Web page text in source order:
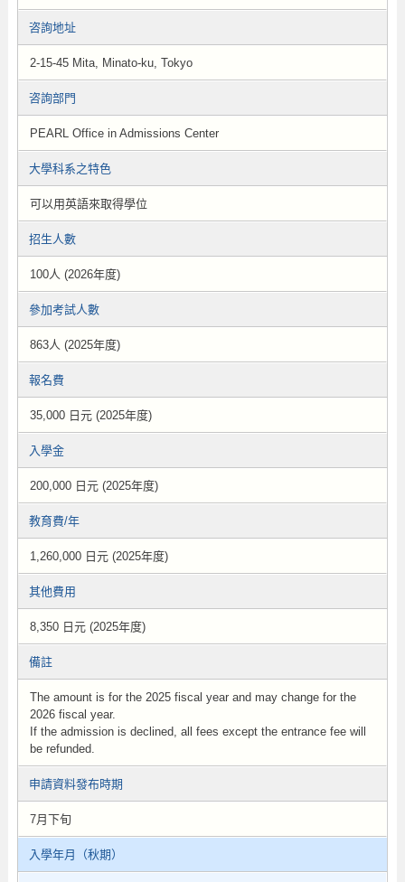
咨詢地址
2-15-45 Mita, Minato-ku, Tokyo
咨詢部門
PEARL Office in Admissions Center
大學科系之特色
可以用英語來取得學位
招生人數
100人 (2026年度)
參加考試人數
863人 (2025年度)
報名費
35,000 日元 (2025年度)
入學金
200,000 日元 (2025年度)
教育費/年
1,260,000 日元 (2025年度)
其他費用
8,350 日元 (2025年度)
備註
The amount is for the 2025 fiscal year and may change for the
2026 fiscal year.
If the admission is declined, all fees except the entrance fee will
be refunded.
申請資料發布時期
7月下旬
入學年月（秋期）